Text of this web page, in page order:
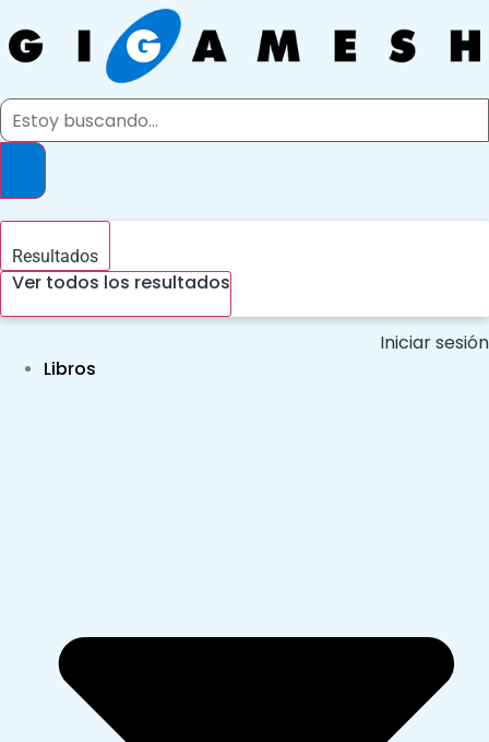
al
contenido
Search
Resultados
Ver todos los resultados
Iniciar sesión
Libros